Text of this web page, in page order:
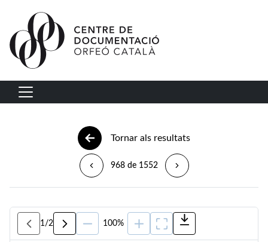
Vés al contingut
Navegació principal
Tornar als resultats
968 de 1552
1 /2 100%